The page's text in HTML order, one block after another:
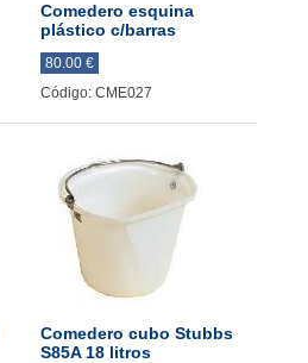
Comedero esquina
plástico c/barras
80.00 €
Código: CME027
Comedero cubo Stubbs
S85A 18 litros